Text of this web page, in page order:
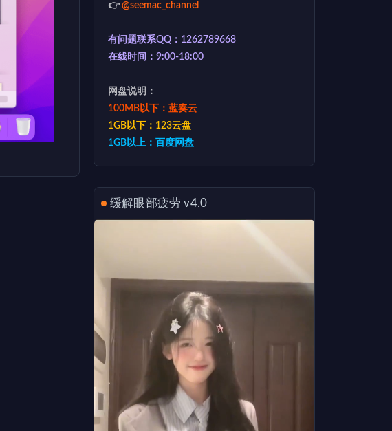
👉@seemac_channel
有问题联系QQ：1262789668
在线时间：9:00-18:00
网盘说明：
100MB以下：蓝奏云
1GB以下：123云盘
1GB以上：百度网盘
缓解眼部疲劳 v4.0